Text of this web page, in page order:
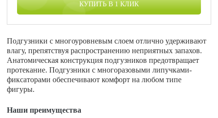
КУПИТЬ В 1 КЛИК
Подгузники c многоуровневым слоем отлично удерживают
влагу, препятствуя распространению неприятных запахов.
Анатомическая конструкция подгузников предотвращает
протекание. Подгузники с многоразовыми липучками-
фиксаторами обеспечивают комфорт на любом типе
фигуры.
Наши преимущества